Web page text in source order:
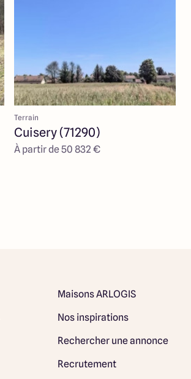
Terrain
Cuisery (71290)
À partir de 50 832 €
Maisons ARLOGIS
Nos inspirations
Rechercher une annonce
Recrutement